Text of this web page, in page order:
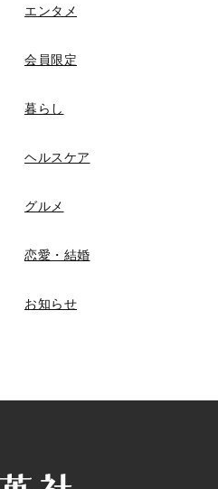
エンタメ
会員限定
暮らし
ヘルスケア
グルメ
恋愛・結婚
お知らせ